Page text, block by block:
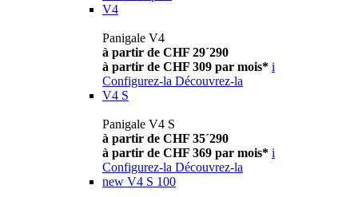
V4
Panigale V4
à partir de CHF 29´290
à partir de CHF 309 par mois* i
Configurez-la Découvrez-la
V4 S
Panigale V4 S
à partir de CHF 35´290
à partir de CHF 369 par mois* i
Configurez-la Découvrez-la
new V4 S 100